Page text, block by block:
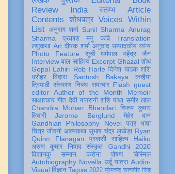
Review
India स्तम्भ
Article
Contents
शोधपत्र Voices Within
List अनुराग शर्मा Sunil Sharma Anurag
Sharma
प्रकाश मनु कवि
Translation
लघुकथा Art दीपक शर्मा अनुवाद सम्पादकीय व्यंग्य
Photo Feature
सूची
धर्मपाल महेंद्र जैन
Interview बाल साहित्य Excerpt Ghazal शोध
Gopal Lahiri Rob Harle दिनेश पाठक शशि
धरोहर
बिंदास Santosh Bakaya
कन्हैया
त्रिपाठी संस्मरण निबंध समाचार Flash guest
editor
Author of the Month
Memoir
साक्षात्कार गीत देवी नागरानी शशि पाधा समीर लाल
Chandra Mohan Bhandari विजय कुमार
तिवारी
Jerome Berglund
मेहेर वान
Gandhian Philosophy
Novel पत्र भाषा
चित्र जीवनी आत्मकथा सुभाष चंद्र लखेड़ा Ryan
Quinn Flanagan
प्रवासी साहित्य
Haiku
अरुण कुमार निषाद
संस्कृत
Gandhi 2020
विज्ञानकु
सम्मान करोना पोषण
बिस्मिल
Autobiography Novella उर्दू यात्रा Audio-
Visual विज्ञान Tagore 2022 प्रेमचंद सत्यवीर सिंह